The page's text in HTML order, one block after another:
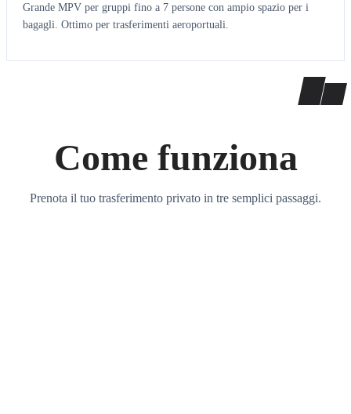
Grande MPV per gruppi fino a 7 persone con ampio spazio per i
bagagli. Ottimo per trasferimenti aeroportuali.
Come funziona
Prenota il tuo trasferimento privato in tre semplici passaggi.